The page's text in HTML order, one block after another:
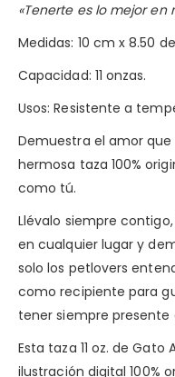
«Tenerte es lo mejor en
Medidas: 10 cm x 8.50
Capacidad: 11 onzas.
Usos: Resistente a
Demuestra el amor
hermosa taza 100%
como tú.
Llévalo siempre
en cualquier lugar y
solo los petlovers
como recipiente para
tener siempre
Esta taza 11 oz. de
ilustración digital 100%